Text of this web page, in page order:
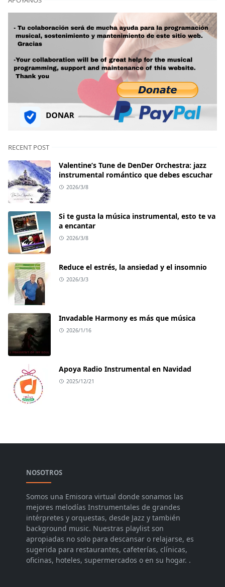
RECENT POST
Valentine’s Tune de DenDer Orchestra: jazz
instrumental romántico que debes escuchar
2026/3/8
Si te gusta la música instrumental, esto te va
a encantar
2026/3/8
Reduce el estrés, la ansiedad y el insomnio
2026/3/3
Invadable Harmony es más que música
2026/1/16
Apoya Radio Instrumental en Navidad
2025/12/21
NOSOTROS
Somos una Emisora virtual donde sonamos las
mejores melodías Instrumentales de grandes
intérpretes y orquestas, desde Jazz y también
background music. Nuestras playlist son
apropiadas no solo para descansar o relajarse, es
sugerida para restaurantes, cafeterías, clínicas,
oficinas, hoteles, supermercados o en su hogar. .